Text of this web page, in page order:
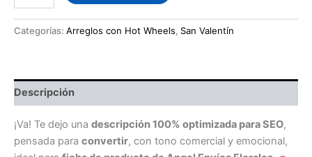
Hot
Categorías: Arreglos con Hot Wheels, San Valentín
Descripción
¡Va! Te dejo una descripción 100% optimizada para SEO,
pensada para convertir, con tono comercial y emocional,